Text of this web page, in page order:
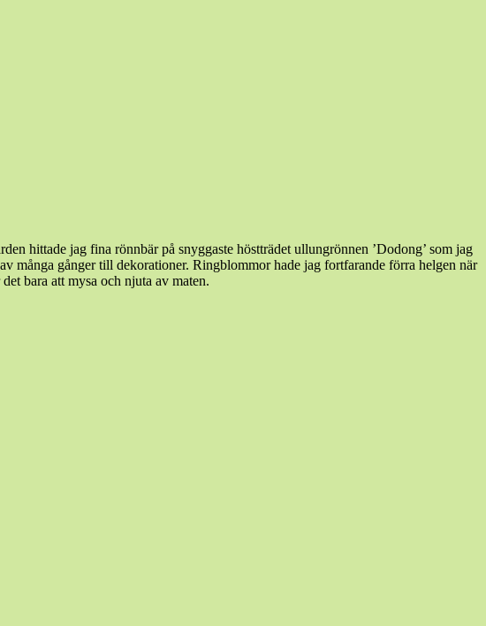
hittade jag fina rönnbär på snyggaste höstträdet ullungrönnen ’Dodong’ som jag
många gånger till dekorationer. Ringblommor hade jag fortfarande förra helgen när
bara att mysa och njuta av maten.